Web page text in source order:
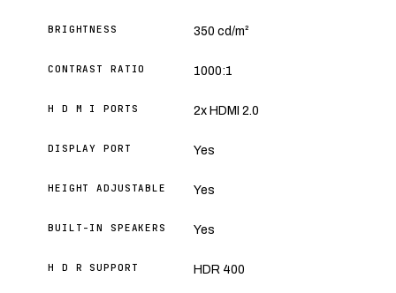
BRIGHTNESS 350 cd/m²
CONTRAST RATIO 1000:1
H D M I PORTS 2x HDMI 2.0
DISPLAY PORT Yes
HEIGHT ADJUSTABLE Yes
BUILT-IN SPEAKERS Yes
H D R SUPPORT HDR 400